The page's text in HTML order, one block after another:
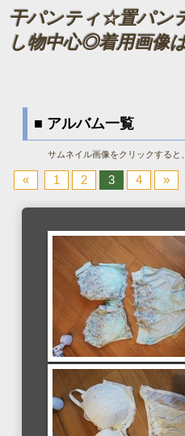
干パンティ☆置パン
し物中心◎着用画像
■ アルバム一覧
サムネイル画像をクリックすると
« 1 2 3 4 »